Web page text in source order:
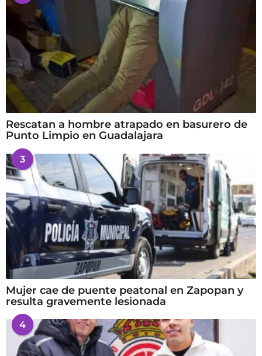
Rescatan a hombre atrapado en basurero de
Punto Limpio en Guadalajara
3
Mujer cae de puente peatonal en Zapopan y
resulta gravemente lesionada
4